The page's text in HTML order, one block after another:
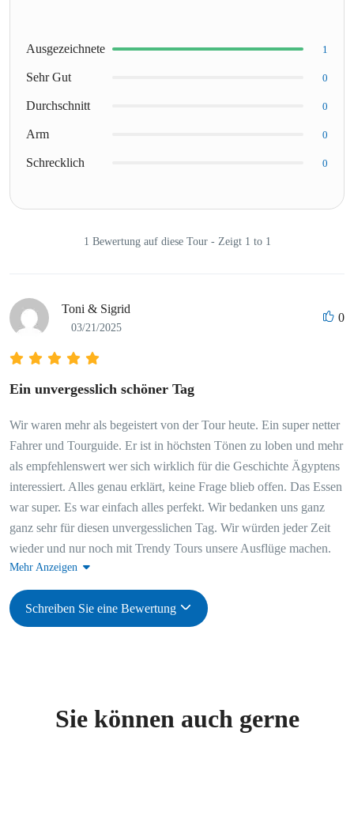
Ausgezeichnete 1
Sehr Gut 0
Durchschnitt 0
Arm 0
Schrecklich 0
1 Bewertung auf diese Tour - Zeigt 1 to 1
Toni & Sigrid
03/21/2025
0
Ein unvergesslich schöner Tag
Wir waren mehr als begeistert von der Tour heute. Ein super netter
Fahrer und Tourguide. Er ist in höchsten Tönen zu loben und mehr
als empfehlenswert wer sich wirklich für die Geschichte Ägyptens
interessiert. Alles genau erklärt, keine Frage blieb offen. Das Essen
war super. Es war einfach alles perfekt. Wir bedanken uns ganz
ganz sehr für diesen unvergesslichen Tag. Wir würden jeder Zeit
wieder und nur noch mit Trendy Tours unsere Ausflüge machen.
Mehr Anzeigen
Schreiben Sie eine Bewertung
Sie können auch gerne